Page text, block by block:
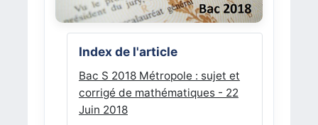
Index de l'article
Bac S 2018 Métropole : sujet et
corrigé de mathématiques - 22
Juin 2018